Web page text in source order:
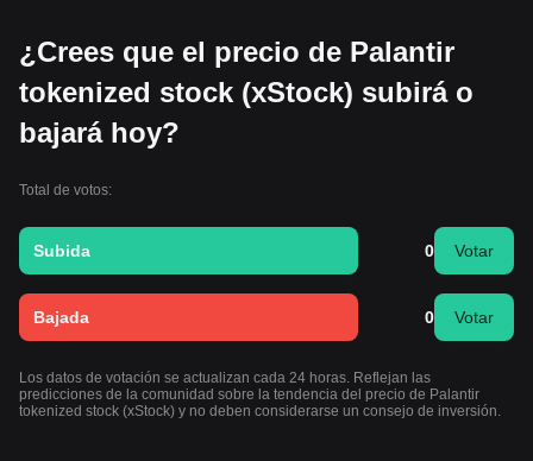
¿Crees que el precio de Palantir
tokenized stock (xStock) subirá o
bajará hoy?
Total de votos:
Subida 0 Votar
Bajada 0 Votar
Los datos de votación se actualizan cada 24 horas. Reflejan las
predicciones de la comunidad sobre la tendencia del precio de Palantir
tokenized stock (xStock) y no deben considerarse un consejo de inversión.